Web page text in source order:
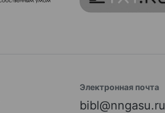
Электронная почта
bibl@nngasu.ru